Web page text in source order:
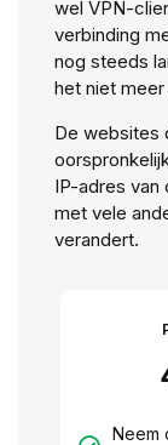
wel VPN-
verbinding
nog steeds
het niet
De websites
IP-adres
met vele
verandert.
Neem